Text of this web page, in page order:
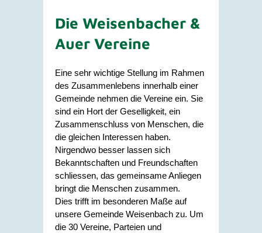
Die Weisenbacher &
Auer Vereine​
Eine sehr wichtige Stellung im Rahmen
des Zusammenlebens innerhalb einer
Gemeinde nehmen die Vereine ein. Sie
sind ein Hort der Geselligkeit, ein
Zusammenschluss von Menschen, die
die gleichen Interessen haben.
Nirgendwo besser lassen sich
Bekanntschaften und Freundschaften
schliessen, das gemeinsame Anliegen
bringt die Menschen zusammen.
Dies trifft im besonderen Maße auf
unsere Gemeinde Weisenbach zu. Um
die 30 Vereine, Parteien und